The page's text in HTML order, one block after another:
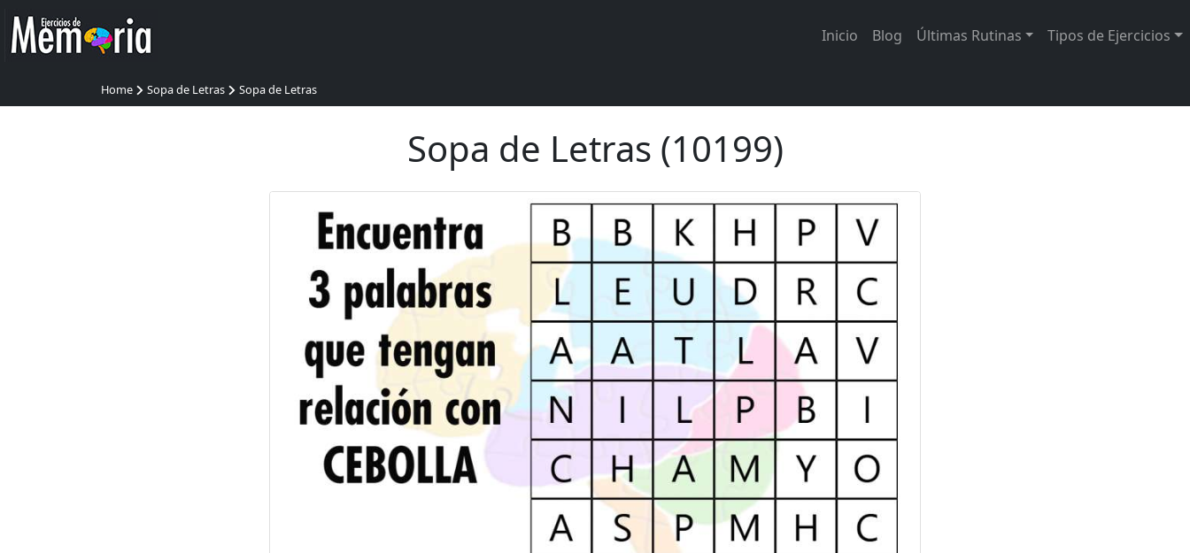
Inicio Blog Últimas Rutinas Tipos de Ejercicios
Home Sopa de Letras Sopa de Letras
Sopa de Letras (10199)